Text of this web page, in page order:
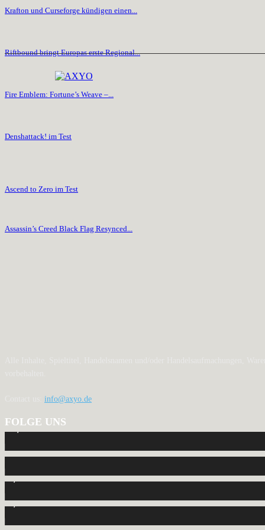
Krafton und Curseforge kündigen einen...
Riftbound bringt Europas erste Regional...
Fire Emblem: Fortune’s Weave –...
Denshattack! im Test
Ascend to Zero im Test
Assassin’s Creed Black Flag Resynced...
info@axyo.de
FOLGE UNS